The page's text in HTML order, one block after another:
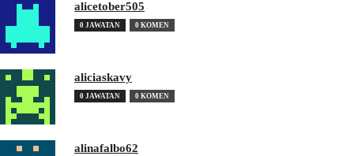
alicetober505
0 JAWATAN 0 KOMEN
aliciaskavy
0 JAWATAN 0 KOMEN
alinafalbo62